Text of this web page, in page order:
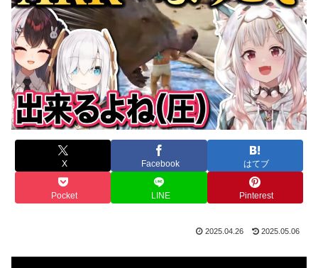
X Facebook はてブ
Pocket LINE Pinterest
2025.04.26 2025.05.06